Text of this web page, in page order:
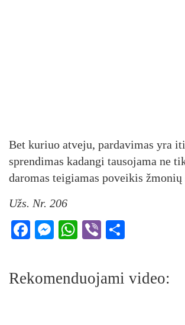
Bet kuriuo atveju, pardavimas yra
sprendimas kadangi tausojama ne
daromas teigiamas poveikis
Užs. Nr. 206
Facebook
Messenger
WhatsApp
Viber
Rekomenduojami video: